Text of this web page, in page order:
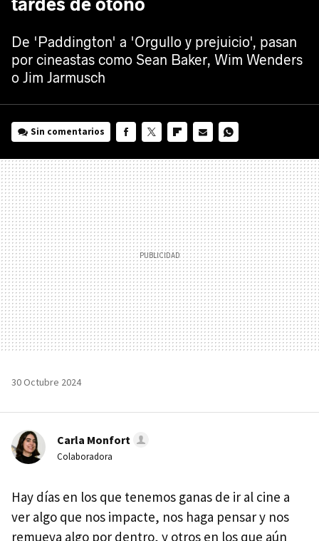
tardes de otoño
De 'Paddington' a 'Orgullo y prejuicio', pasan
por cineastas como Sean Baker, Wim Wenders
o Jim Jarmusch
Sin comentarios
MAIL
30 Octubre 2024
Carla Monfort
Colaboradora
Hay días en los que tenemos ganas de ir al cine a
ver algo que nos impacte, nos haga pensar y nos
remueva algo por dentro, y otros en los que aún